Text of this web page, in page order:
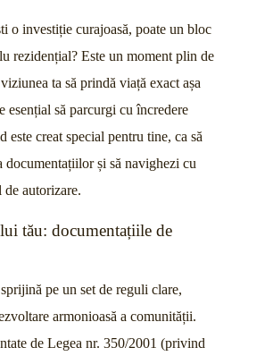
o investiție curajoasă, poate un bloc
rezidențial? Este un moment plin de
ta să prindă viață exact așa
esențial să parcurgi cu încredere
este creat special pentru tine, ca să
documentațiilor și să navighezi cu
autorizare.
tău: documentațiile de
pe un set de reguli clare,
armonioasă a comunității.
de Legea nr. 350/2001 (privind